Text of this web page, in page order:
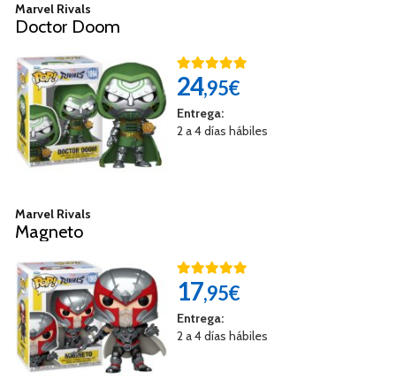
Marvel Rivals
Doctor Doom
24,95€
Entrega:
2 a 4 días hábiles
Marvel Rivals
Magneto
17,95€
Entrega:
2 a 4 días hábiles